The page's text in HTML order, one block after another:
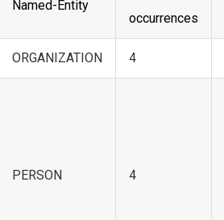
Named-Entity
occurrences
ORGANIZATION 4
PERSON 4